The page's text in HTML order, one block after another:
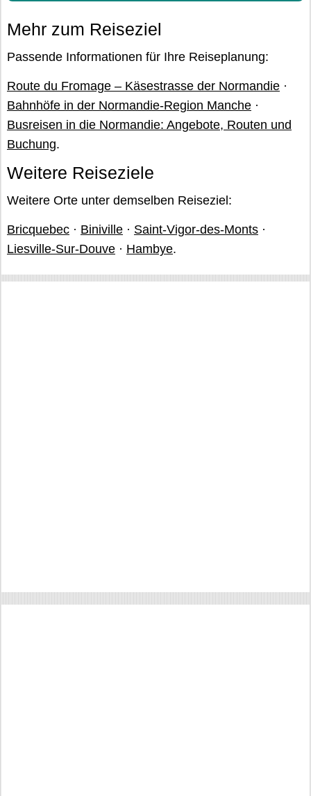
Mehr zum Reiseziel
Passende Informationen für Ihre Reiseplanung:
Route du Fromage – Käsestrasse der Normandie ·
Bahnhöfe in der Normandie-Region Manche ·
Busreisen in die Normandie: Angebote, Routen und
Buchung.
Weitere Reiseziele
Weitere Orte unter demselben Reiseziel:
Bricquebec · Biniville · Saint-Vigor-des-Monts ·
Liesville-Sur-Douve · Hambye.